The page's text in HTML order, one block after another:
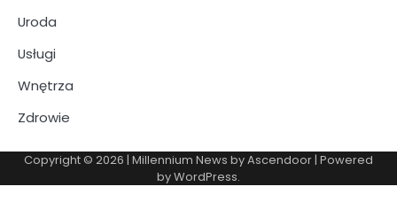
Uroda
Usługi
Wnętrza
Zdrowie
Copyright © 2026 | Millennium News byAscendoor| Powered
byWordPress.